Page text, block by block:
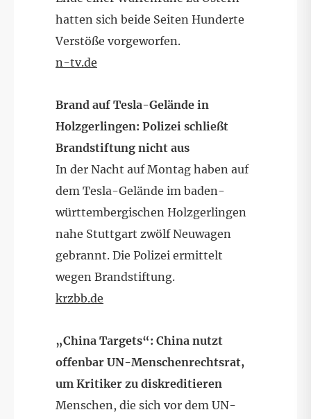
hatten sich beide Seiten Hunderte
Verstöße vorgeworfen.
n-tv.de
Brand auf Tesla-Gelände in
Holzgerlingen: Polizei schließt
Brandstiftung nicht aus
In der Nacht auf Montag haben auf
dem Tesla-Gelände im baden-
württembergischen Holzgerlingen
nahe Stuttgart zwölf Neuwagen
gebrannt. Die Polizei ermittelt
wegen Brandstiftung.
krzbb.de
„China Targets“: China nutzt
offenbar UN-Menschenrechtsrat,
um Kritiker zu diskreditieren
Menschen, die sich vor dem UN-